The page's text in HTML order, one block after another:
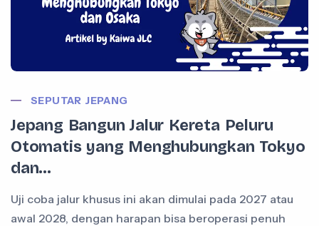
SEPUTAR JEPANG
Jepang Bangun Jalur Kereta Peluru
Otomatis yang Menghubungkan Tokyo
dan...
Uji coba jalur khusus ini akan dimulai pada 2027 atau
awal 2028, dengan harapan bisa beroperasi penuh